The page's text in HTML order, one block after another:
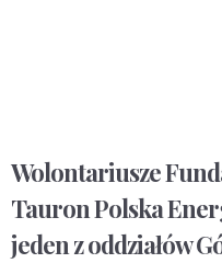
Wolontariusze
Tauron Polska
jeden z oddziałów